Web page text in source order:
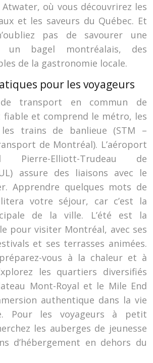
où vous découvrirez les
et les saveurs du Québec. Et
pas de savourer une
bagel montréalais, des
de la gastronomie locale.
pour les voyageurs
transport en commun de
fiable et comprend le métro, les
trains de banlieue (STM –
de Montréal). L’aéroport
Pierre-Elliott-Trudeau de
assure des liaisons avec le
Apprendre quelques mots de
votre séjour, car c’est la
de la ville. L’été est la
pour visiter Montréal, avec ses
et ses terrasses animées.
vous à la chaleur et à
les quartiers diversifiés
Mont-Royal et le Mile End
authentique dans la vie
Pour les voyageurs à petit
les auberges de jeunesse
d’hébergement en dehors du